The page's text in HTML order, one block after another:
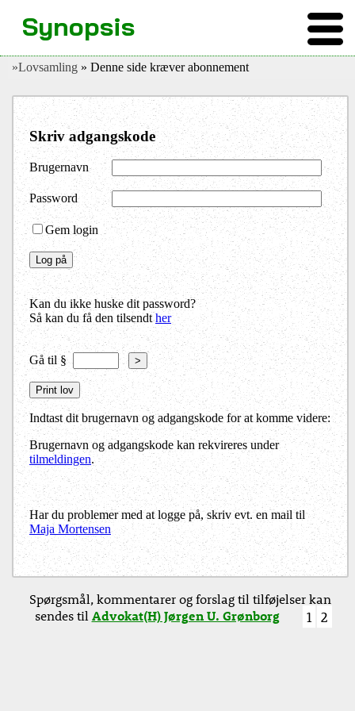
»Lovsamling » Denne side kræver abonnement
Skriv adgangskode
Brugernavn
Password
Gem login
Kan du ikke huske dit password?
Så kan du få den tilsendther
Gå til § >
Indtast dit brugernavn og adgangskode for at komme videre:
Brugernavn og adgangskode kan rekvireres under
tilmeldingen.
Har du problemer med at logge på, skriv evt. en mail til
Maja Mortensen
Synopsis
Spørgsmål, kommentarer og forslag til tilføjelser kan
sendes tilAdvokat(H) Jørgen U. Grønborg 1 2